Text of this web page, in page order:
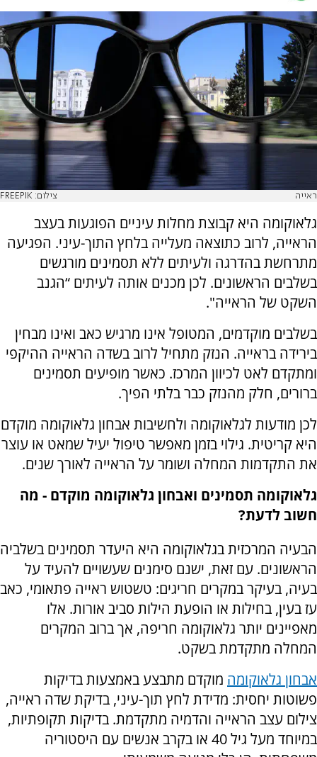
ראייה צילום: FREEPIK
גלאוקומה היא קבוצת מחלות עיניים הפוגעות בעצב
הראייה, לרוב כתוצאה מעלייה בלחץ התוך-עיני. הפגיעה
מתרחשת בהדרגה ולעיתים ללא תסמינים מורגשים
בשלבים הראשונים. לכן מכנים אותה לעיתים “הגנב
השקט של הראייה".
בשלבים מוקדמים, המטופל אינו מרגיש כאב ואינו מבחין
בירידה בראייה. הנזק מתחיל לרוב בשדה הראייה ההיקפי
ומתקדם לאט לכיוון המרכז. כאשר מופיעים תסמינים
ברורים, חלק מהנזק כבר בלתי הפיך.
לכן מודעות לגלאוקומה ולחשיבות אבחון גלאוקומה מוקדם
היא קריטית. גילוי בזמן מאפשר טיפול יעיל שמאט או עוצר
את התקדמות המחלה ושומר על הראייה לאורך שנים.
גלאוקומה תסמינים ואבחון גלאוקומה מוקדם - מה
חשוב לדעת?
הבעיה המרכזית בגלאוקומה היא היעדר תסמינים בשלביה
הראשונים. עם זאת, ישנם סימנים שעשויים להעיד על
בעיה, בעיקר במקרים חריגים: טשטוש ראייה פתאומי, כאב
עז בעין, בחילות או הופעת הילות סביב אורות. אלו
מאפיינים יותר גלאוקומה חריפה, אך ברוב המקרים
המחלה מתקדמת בשקט.
אבחון גלאוקומה מוקדם מתבצע באמצעות בדיקות
פשוטות יחסית: מדידת לחץ תוך-עיני, בדיקת שדה ראייה,
צילום עצב הראייה והדמיה מתקדמת. בדיקות תקופתיות,
במיוחד מעל גיל 40 או בקרב אנשים עם היסטוריה